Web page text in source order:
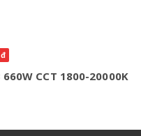
CCT 1800-20000K